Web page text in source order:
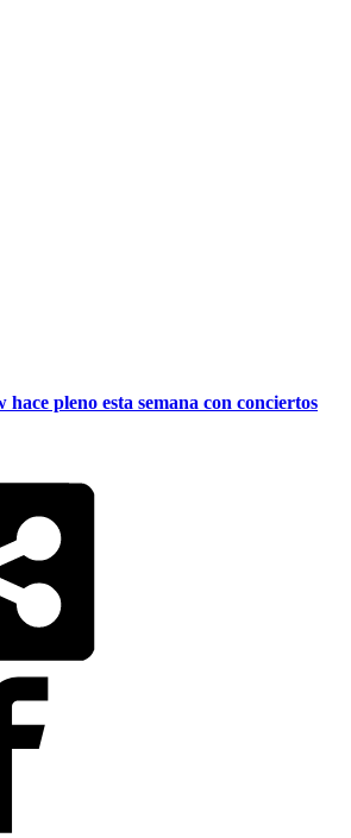
pleno esta semana con conciertos